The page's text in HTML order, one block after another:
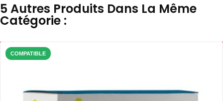
5 Autres Produits Dans La Même
Catégorie :
COMPATIBLE